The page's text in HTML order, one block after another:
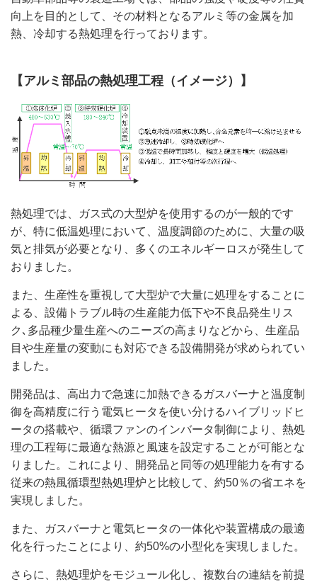
向上を目的として、その材料となるアルミ等の金属を加
熱、冷却する熱処理を行っております。
【アルミ部品の熱処理工程（イメージ）】
熱処理では、ガス式の大型炉を使用するのが一般的です
が、特に低温処理において、温度調節のために、大量の吸
気と排気が必要となり、多くのエネルギーロスが発生して
おりました。
また、生産性を重視して大型炉で大量に処理をすることに
よる、設備トラブル時の生産能力低下や不良品発生リス
ク､多品種少量生産へのニーズの高まりなどから、生産品
目や生産量の変動にも対応できる設備開発が求められてい
ました。
開発品は、高出力で急速に加熱できるガスバーナと温度制
御を高精度に行う電気ヒータを使い分けるハイブリッドヒ
ータの搭載や、循環ファンのインバータ制御により、熱処
理の工程毎に最適な熱源と風速を設定することが可能とな
りました。これにより、開発品と同等の処理能力を有する
従来の熱風循環型熱処理炉と比較して、約50％の省エネを
実現しました。
また、ガスバーナと電気ヒータの一体化や装置構成の最適
化を行ったことにより、約50%の小型化を実現しました。
さらに、熱処理炉をモジュール化し、複数台の連結を前提